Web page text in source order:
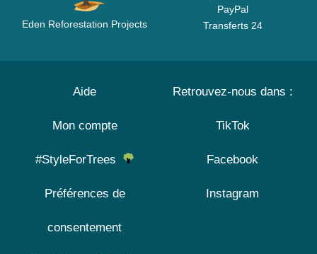
Eden Reforestation Projects
PayPal
Transferts 24
Aide
Mon compte
#StyleForTrees
Préférences de
consentement
Retrouvez-nous dans :
TikTok
Facebook
Instagram